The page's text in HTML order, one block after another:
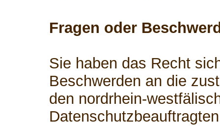
Fragen oder
Sie haben das Recht
Beschwerden an die
den nordrhein-